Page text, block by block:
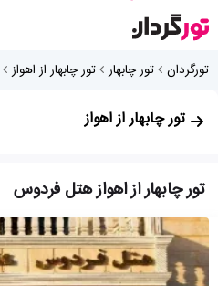
تورگردان تور چابهار تور چابهار از اهواز
تور چابهار از اهواز
تور چابهار از اهواز هتل فردوس